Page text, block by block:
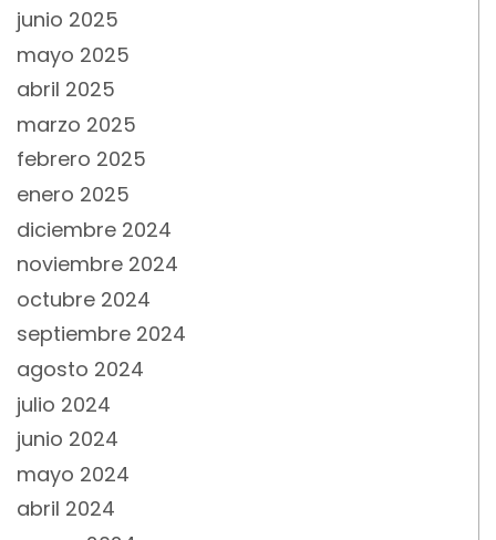
junio 2025
mayo 2025
abril 2025
marzo 2025
febrero 2025
enero 2025
diciembre 2024
noviembre 2024
octubre 2024
septiembre 2024
agosto 2024
julio 2024
junio 2024
mayo 2024
abril 2024